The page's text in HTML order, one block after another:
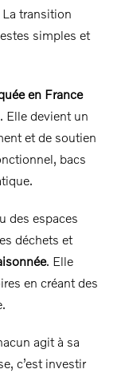
transition
simples et
en France
Elle devient un
et de soutien
bacs
des espaces
déchets et
. Elle
en créant des
agit à sa
c’est investir